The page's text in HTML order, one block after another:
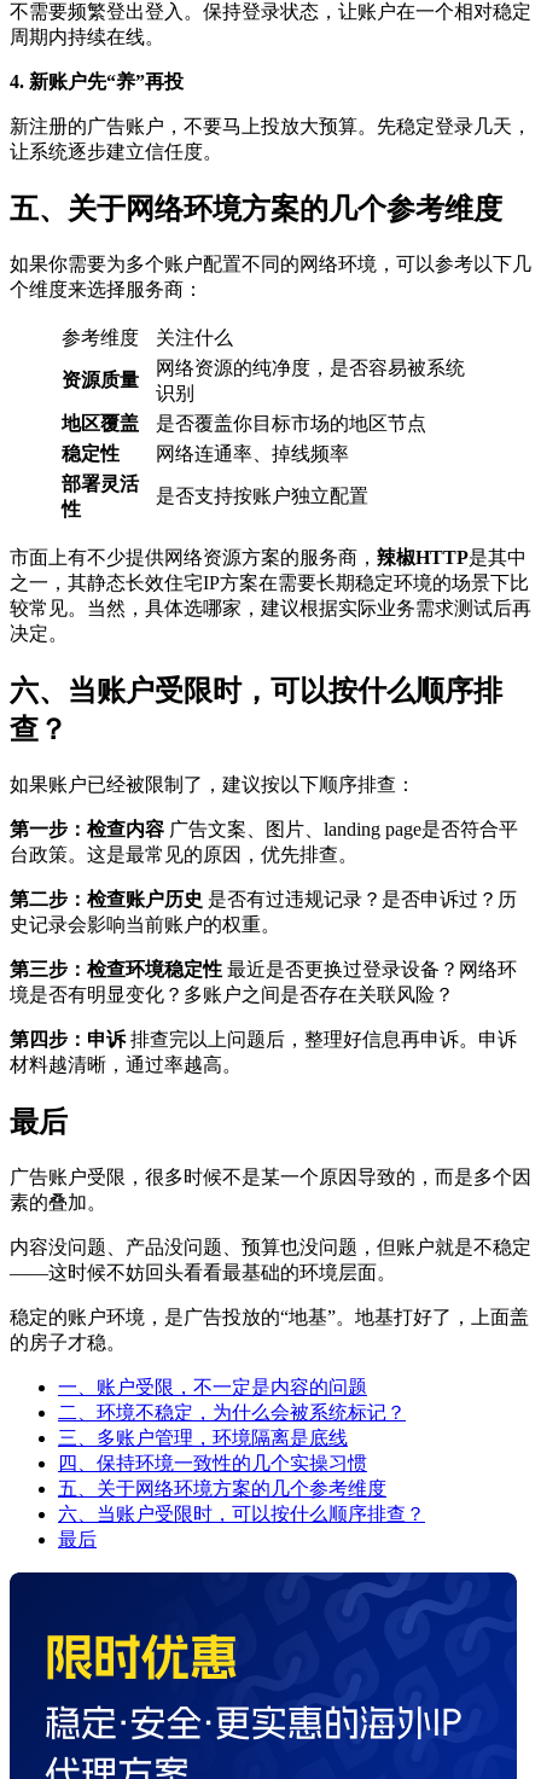
不需要频繁登出登入。保持登录状态，让账户在一个相对稳定
周期内持续在线。
4. 新账户先“养”再投
新注册的广告账户，不要马上投放大预算。先稳定登录几天，
让系统逐步建立信任度。
五、关于网络环境方案的几个参考维度
如果你需要为多个账户配置不同的网络环境，可以参考以下几
个维度来选择服务商：
参考维度 关注什么
资源质量
网络资源的纯净度，是否容易被系统
识别
地区覆盖
是否覆盖你目标市场的地区节点
稳定性
网络连通率、掉线频率
部署灵活
性
是否支持按账户独立配置
市面上有不少提供网络资源方案的服务商， 辣椒HTTP是其中
之一，其静态长效住宅IP方案在需要长期稳定环境的场景下比
较常见。当然，具体选哪家，建议根据实际业务需求测试后再
决定。
六、当账户受限时，可以按什么顺序排
查？
如果账户已经被限制了，建议按以下顺序排查：
第一步：检查内容 广告文案、图片、landing page是否符合平
台政策。这是最常见的原因，优先排查。
第二步：检查账户历史 是否有过违规记录？是否申诉过？历
史记录会影响当前账户的权重。
第三步：检查环境稳定性 最近是否更换过登录设备？网络环
境是否有明显变化？多账户之间是否存在关联风险？
第四步：申诉排查完以上问题后，整理好信息再申诉。申诉
材料越清晰，通过率越高。
最后
广告账户受限，很多时候不是某一个原因导致的，而是多个因
素的叠加。
内容没问题、产品没问题、预算也没问题，但账户就是不稳定
——这时候不妨回头看看最基础的环境层面。
稳定的账户环境，是广告投放的“地基”。地基打好了，上面盖
的房子才稳。
一、账户受限，不一定是内容的问题
二、环境不稳定，为什么会被系统标记？
三、多账户管理，环境隔离是底线
四、保持环境一致性的几个实操习惯
五、关于网络环境方案的几个参考维度
六、当账户受限时，可以按什么顺序排查？
最后